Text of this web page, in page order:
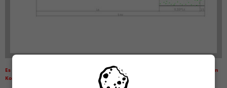
Es werden 3D-Visualisationen (Rendern) für Zäune mithilfe eines 3D-Programms in
Kostenhöhe von 70,80 Euro angefertigt (ohne MwSt.).